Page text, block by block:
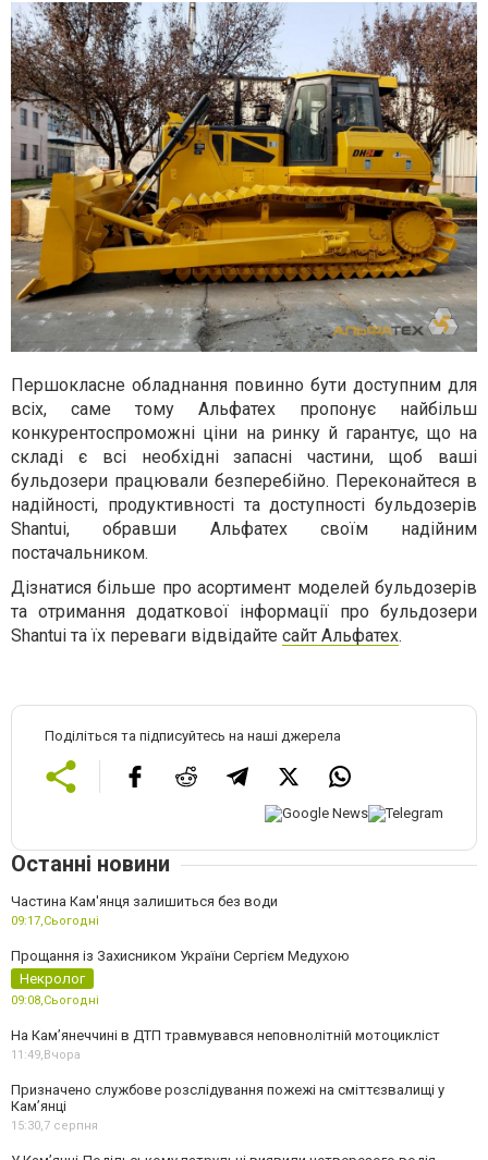
Першокласне обладнання повинно бути доступним для
всіх, саме тому Альфатех пропонує найбільш
конкурентоспроможні ціни на ринку й гарантує, що на
складі є всі необхідні запасні частини, щоб ваші
бульдозери працювали безперебійно. Переконайтеся в
надійності, продуктивності та доступності бульдозерів
Shantui, обравши Альфатех своїм надійним
постачальником.
Дізнатися більше про асортимент моделей бульдозерів
та отримання додаткової інформації про бульдозери
Shantui та їх переваги відвідайте сайт Альфатех.
Поділіться та підписуйтесь на наші джерела
Останні новини
Частина Кам'янця залишиться без води
09:17, Сьогодні
Прощання із Захисником України Сергієм Медухою
Некролог
09:08, Сьогодні
На Кам’янеччині в ДТП травмувався неповнолітній мотоцикліст
11:49, Вчора
Призначено службове розслідування пожежі на сміттєзвалищі у
Кам’янці
15:30, 7 серпня